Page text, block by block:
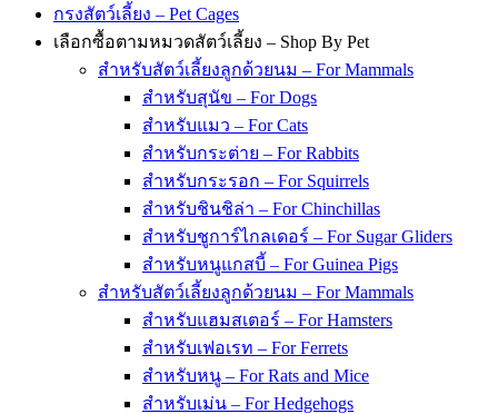
กรงสัตว์เลี้ยง – Pet Cages
เลือกซื้อตามหมวดสัตว์เลี้ยง – Shop By Pet
สำหรับสัตว์เลี้ยงลูกด้วยนม – For Mammals
สำหรับสุนัข – For Dogs
สำหรับแมว – For Cats
สำหรับกระต่าย – For Rabbits
สำหรับกระรอก – For Squirrels
สำหรับชินชิล่า – For Chinchillas
สำหรับชูการ์ไกลเดอร์ – For Sugar Gliders
สำหรับหนูแกสบี้ – For Guinea Pigs
สำหรับสัตว์เลี้ยงลูกด้วยนม – For Mammals
สำหรับแฮมสเตอร์ – For Hamsters
สำหรับเฟอเรท – For Ferrets
สำหรับหนู – For Rats and Mice
สำหรับเม่น – For Hedgehogs